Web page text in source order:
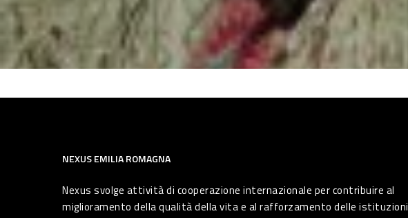
NEXUS EMILIA ROMAGNA
Nexus svolge attività di cooperazione internazionale per contribuire al
miglioramento della qualità della vita e al rafforzamento delle istituzioni